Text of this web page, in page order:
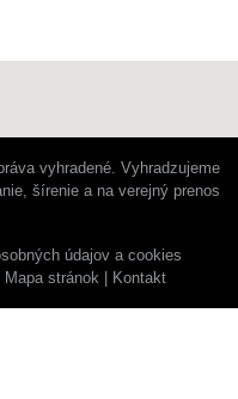
vyhradené. Vyhradzujeme
šírenie a na verejný prenos
údajov a cookies
Mapa stránok Kontakt